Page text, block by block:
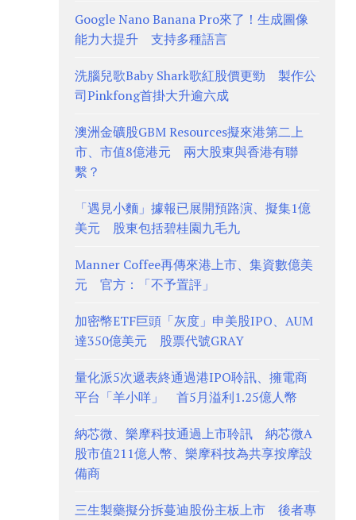
Google Nano Banana Pro來了！生成圖像
能力大提升 支持多種語言
洗腦兒歌Baby Shark歌紅股價更勁 製作公
司Pinkfong首掛大升逾六成
澳洲金礦股GBM Resources擬來港第二上
市、市值8億港元 兩大股東與香港有聯
繫？
「遇見小麵」據報已展開預路演、擬集1億
美元 股東包括碧桂園九毛九
Manner Coffee再傳來港上市、集資數億美
元 官方：「不予置評」
加密幣ETF巨頭「灰度」申美股IPO、AUM
達350億美元 股票代號GRAY
量化派5次遞表終通過港IPO聆訊、擁電商
平台「羊小咩」 首5月溢利1.25億人幣
納芯微、樂摩科技通過上市聆訊 納芯微A
股市值211億人幣、樂摩科技為共享按摩設
備商
三生製藥擬分拆蔓迪股份主板上市 後者專